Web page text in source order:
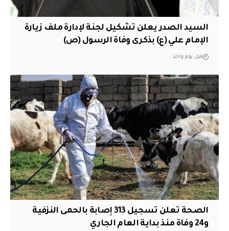
السيد الصدر يعلن تشكيل لجنة لإدارة ملف زيارة
الإمام علي (ع) بذكرى وفاة الرسول (ص)
قبل يوم واحد
الصحة تعلن تسجيل 313 إصابة بالحمى النزفية
و24 وفاة منذ بداية العام الجاري